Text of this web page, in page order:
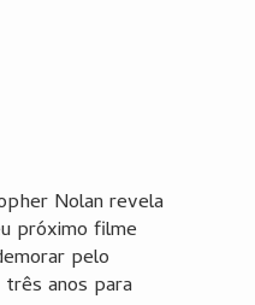
Nolan revela
próximo filme
pelo
anos para